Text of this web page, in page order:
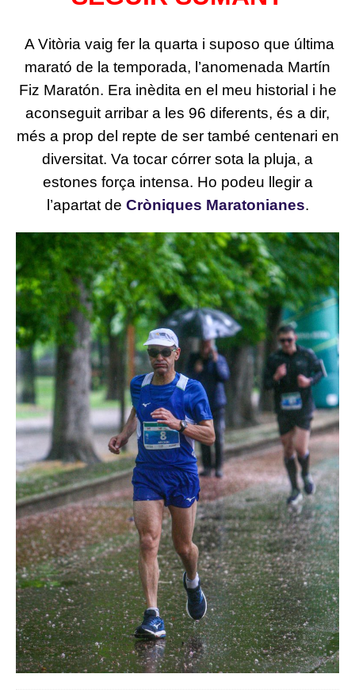
A Vitòria vaig fer la quarta i suposo que última
marató de la temporada, l’anomenada Martín
Fiz Maratón. Era inèdita en el meu historial i he
aconseguit arribar a les 96 diferents, és a dir,
més a prop del repte de ser també centenari en
diversitat. Va tocar córrer sota la pluja, a
estones força intensa. Ho podeu llegir a
l’apartat de Cròniques Maratonianes.